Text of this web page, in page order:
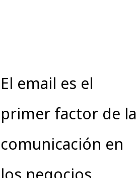
El email es el
primer factor de la
comunicación en